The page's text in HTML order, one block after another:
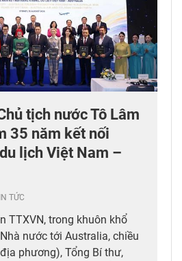
tịch nước Tô Lâm
35 năm kết nối
lịch Việt Nam –
TỨC
TTXVN, trong khuôn khổ
nước tới Australia, chiều
phương), Tổng Bí thư,